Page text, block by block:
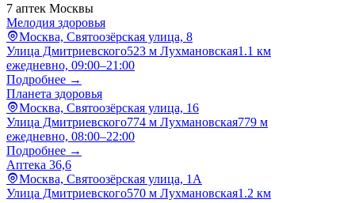
7 аптек Москвы
Мелодия здоровья
Москва, Святоозёрская улица, 8
Улица Дмитриевского523 м Лухмановская1.1 км
ежедневно, 09:00–21:00
Подробнее →
Планета здоровья
Москва, Святоозёрская улица, 16
Улица Дмитриевского774 м Лухмановская779 м
ежедневно, 08:00–22:00
Подробнее →
Аптека 36,6
Москва, Святоозёрская улица, 1А
Улица Дмитриевского570 м Лухмановская1.2 км